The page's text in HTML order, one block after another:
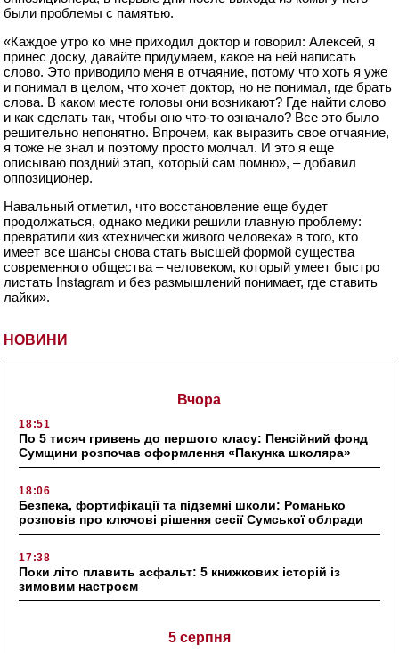
НОВИНИ
Вчора
18:51
По 5 тисяч гривень до першого класу: Пенсійний фонд
Сумщини розпочав оформлення «Пакунка школяра»
18:06
Безпека, фортифікації та підземні школи: Романько
розповів про ключові рішення сесії Сумської облради
17:38
Поки літо плавить асфальт: 5 книжкових історій із
зимовим настроєм
5 серпня
были проблемы с памятью.
«Каждое утро ко мне приходил доктор и говорил: Алексей, я
принес доску, давайте придумаем, какое на ней написать
слово. Это приводило меня в отчаяние, потому что хоть я уже
и понимал в целом, что хочет доктор, но не понимал, где брать
слова. В каком месте головы они возникают? Где найти слово
и как сделать так, чтобы оно что-то означало? Все это было
решительно непонятно. Впрочем, как выразить свое отчаяние,
я тоже не знал и поэтому просто молчал. И это я еще
описываю поздний этап, который сам помню», – добавил
оппозиционер.
Навальный отметил, что восстановление еще будет
продолжаться, однако медики решили главную проблему:
превратили «из «технически живого человека» в того, кто
имеет все шансы снова стать высшей формой существа
современного общества – человеком, который умеет быстро
листать Instagram и без размышлений понимает, где ставить
лайки».